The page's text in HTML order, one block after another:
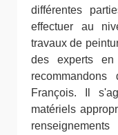
différentes
effectuer au
travaux de
des experts
François. Il
matériels